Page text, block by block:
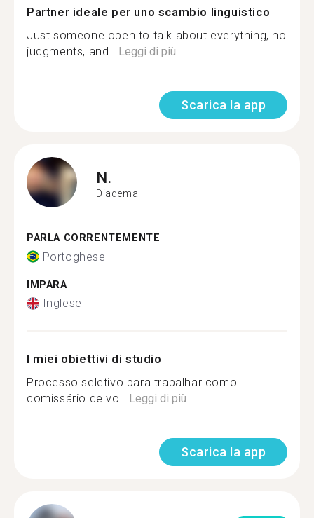
Partner ideale per uno scambio linguistico
Just someone open to talk about everything, no
judgments, and...Leggi di più
Scarica la app
N.
Diadema
PARLA CORRENTEMENTE
Portoghese
IMPARA
Inglese
I miei obiettivi di studio
Processo seletivo para trabalhar como
comissário de vo...Leggi di più
Scarica la app